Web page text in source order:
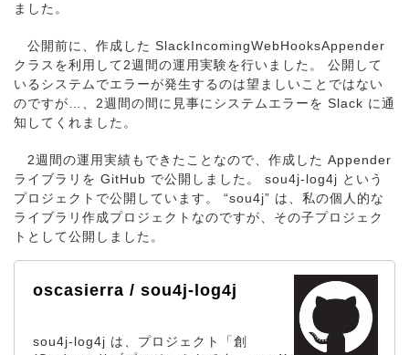
ました。
公開前に、作成した SlackIncomingWebHooksAppender
クラスを利用して2週間の運用実験を行いました。 公開して
いるシステムでエラーが発生するのは望ましいことではない
のですが…、2週間の間に見事にシステムエラーを Slack に通
知してくれました。
2週間の運用実績もできたことなので、作成した Appender
ライブラリを GitHub で公開しました。 sou4j-log4j という
プロジェクトで公開しています。 “sou4j” は、私の個人的な
ライブラリ作成プロジェクトなのですが、その子プロジェク
トとして公開しました。
oscasierra / sou4j-log4j
sou4j-log4j は、プロジェクト「創